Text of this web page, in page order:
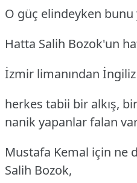
O güç elindeyken
Hatta Salih Bozok'un
İzmir limanından
herkes tabii bir alkış,
nanik yapanlar falan
Mustafa Kemal için ne
Salih Bozok,